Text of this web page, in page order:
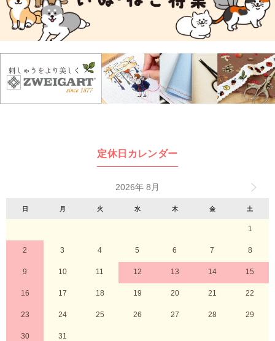
定休日カレンダー
2026年 8月
日 月 火 水 木 金 土
1
2 3 4 5 6 7 8
9 10 11 12 13 14 15
16 17 18 19 20 21 22
23 24 25 26 27 28 29
30 31